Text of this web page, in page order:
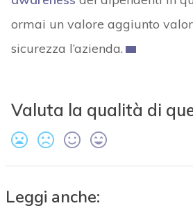
ormai un valore aggiunto
sicurezza l’azienda.
Valuta la qualità di
Leggi anche: